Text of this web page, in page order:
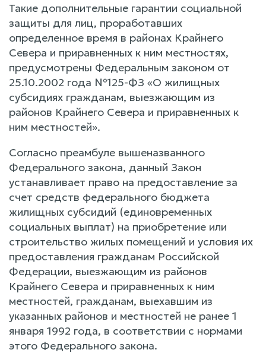
Такие дополнительные гарантии социальной
защиты для лиц, проработавших
определенное время в районах Крайнего
Севера и приравненных к ним местностях,
предусмотрены Федеральным законом от
25.10.2002 года №125-ФЗ «О жилищных
субсидиях гражданам, выезжающим из
районов Крайнего Севера и приравненных к
ним местностей».
Согласно преамбуле вышеназванного
Федерального закона, данный Закон
устанавливает право на предоставление за
счет средств федерального бюджета
жилищных субсидий (единовременных
социальных выплат) на приобретение или
строительство жилых помещений и условия их
предоставления гражданам Российской
Федерации, выезжающим из районов
Крайнего Севера и приравненных к ним
местностей, гражданам, выехавшим из
указанных районов и местностей не ранее 1
января 1992 года, в соответствии с нормами
этого Федерального закона.